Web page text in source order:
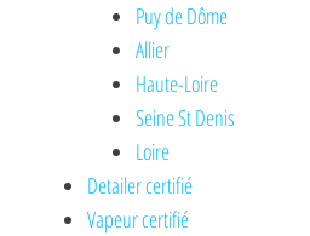
Puy de Dôme
Allier
Haute-Loire
Seine St Denis
Loire
Detailer certifié
Vapeur certifié